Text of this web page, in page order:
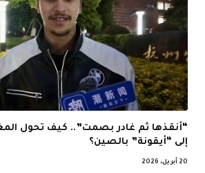
“أنقذها ثم غادر بصمت”.. كيف تحول
إلى “أيقونة” بالصين؟
20 أبريل، 2026